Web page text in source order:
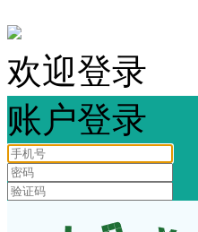
欢迎登录
账户登录